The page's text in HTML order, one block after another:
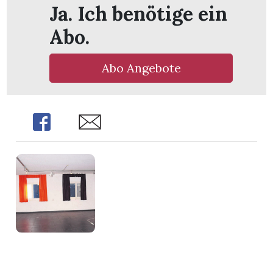
Ja. Ich benötige ein
Abo.
Abo Angebote
Share Share